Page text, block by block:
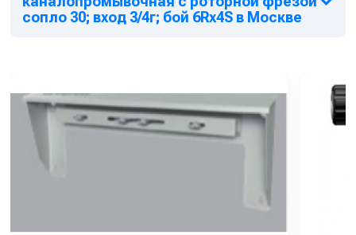
сопло 30; вход 3/4г; бой 6Rх4S в Москве